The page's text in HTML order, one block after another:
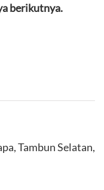
berikutnya.
Tambun Selatan,